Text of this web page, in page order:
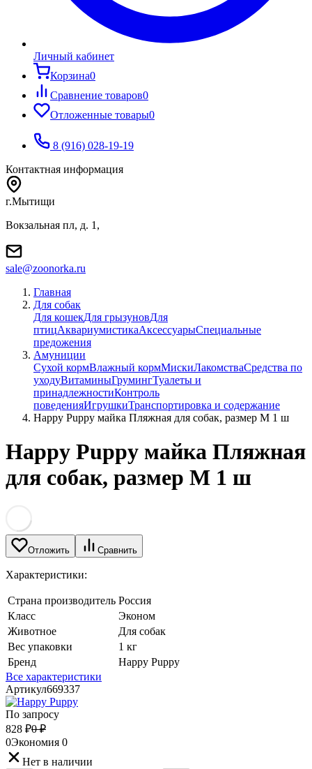
Личный кабинет
Корзина0
Сравнение товаров0
Отложенные товары0
8 (916) 028-19-19
Контактная информация
г.Мытищи
Вокзальная пл, д. 1,
sale@zoonorka.ru
Главная
Для собак
Для кошекДля грызуновДля
птицАквариумистикаАксессуарыСпециальные
предожения
Амуниции
Сухой кормВлажный кормМискиЛакомстваСредства по
уходуВитаминыГрумингТуалеты и
принадлежностиКонтроль
поведенияИгрушкиТранспортировка и содержание
Happy Puppy майка Пляжная для собак, размер M 1 ш
Happy Puppy майка Пляжная
для собак, размер M 1 ш
Отложить Сравнить
Характеристики:
Страна производитель Россия
Класс
Эконом
Животное
Для собак
Вес упаковки
1 кг
Бренд
Happy Puppy
Все характеристики
Артикул669337
По запросу
828 ₽0 ₽
0Экономия 0
Нет в наличии